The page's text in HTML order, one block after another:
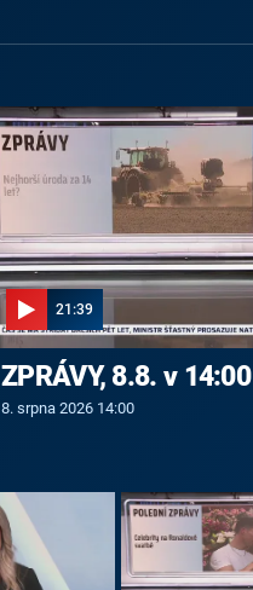
21:39
ZPRÁVY, 8.8. v 14:00
8. srpna 2026 14:00